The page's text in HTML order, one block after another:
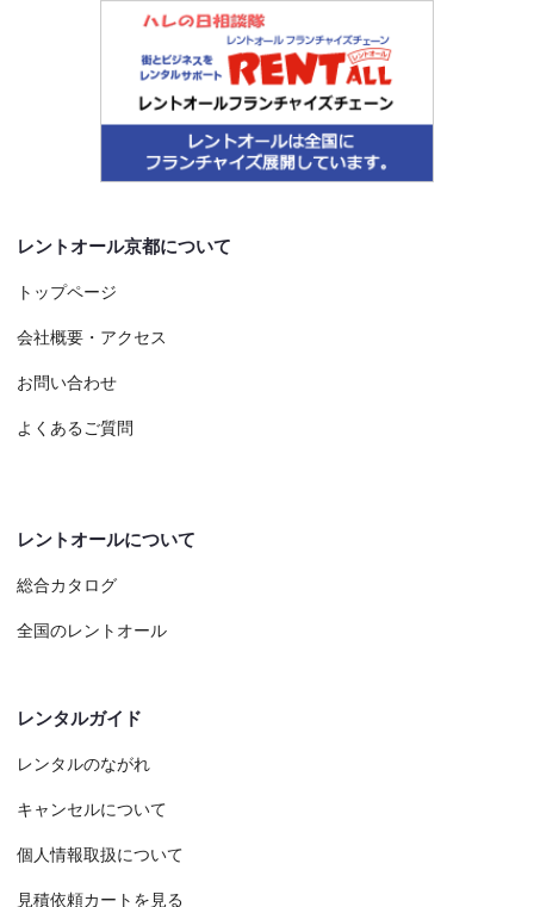
レントオール京都について
トップページ
会社概要・アクセス
お問い合わせ
よくあるご質問
レントオールについて
総合カタログ
全国のレントオール
レンタルガイド
レンタルのながれ
キャンセルについて
個人情報取扱について
見積依頼カートを見る